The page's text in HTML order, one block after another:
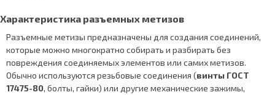
Характеристика разъемных метизов
Разъемные метизы предназначены для создания соединений,
которые можно многократно собирать и разбирать без
повреждения соединяемых элементов или самих метизов.
Обычно используются резьбовые соединения (винты ГОСТ
17475-80, болты, гайки) или другие механические зажимы,